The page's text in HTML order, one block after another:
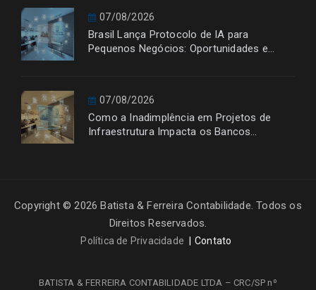
07/08/2026
Brasil Lança Protocolo de IA para
Pequenos Negócios: Oportunidades e
07/08/2026
Como a Inadimplência em Projetos de
Infraestrutura Impacta os Bancos
Copyright © 2026 Batista & Ferreira Contabilidade. Todos os
Direitos Reservados.
Política de Privacidade Contato
BATISTA & FERREIRA CONTABILIDADE LTDA – CRC/SP nº